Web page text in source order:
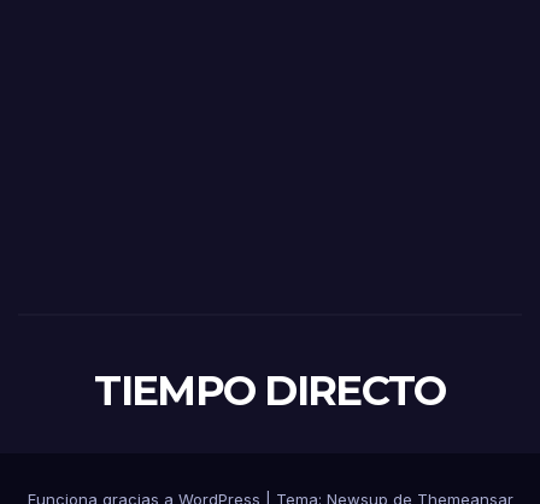
TIEMPO DIRECTO
Funciona gracias a WordPress Tema: Newsup de Themeansar